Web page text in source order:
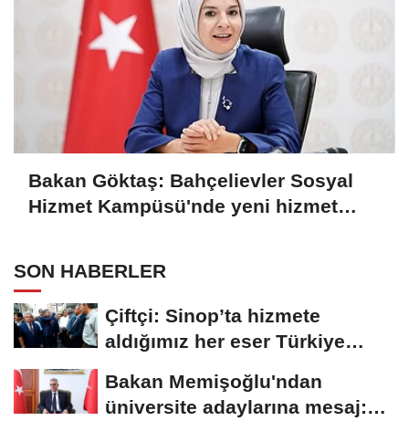
Bakan Göktaş: Bahçelievler Sosyal
Hizmet Kampüsü'nde yeni hizmet
SON HABERLER
Çiftçi: Sinop’ta hizmete
aldığımız her eser Türkiye
Bakan Memişoğlu'ndan
üniversite adaylarına mesaj: